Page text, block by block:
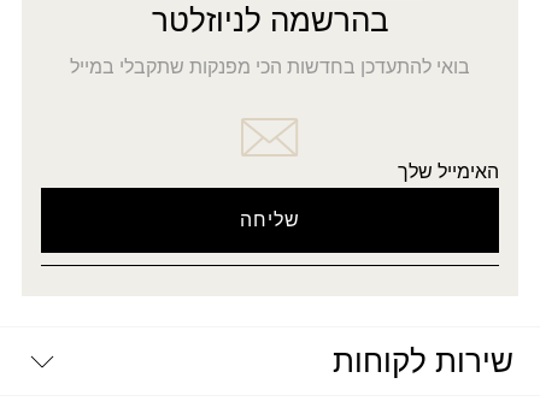
בהרשמה לניוזלטר
בואי להתעדכן בחדשות הכי מפנקות שתקבלי במייל
האימייל שלך
שירות לקוחות